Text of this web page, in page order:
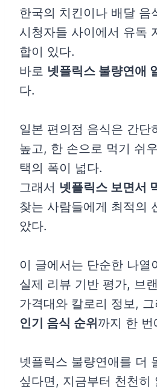
한국의 치킨이나 배달 음
시청자들 사이에서 유독
합이 있다.
바로 넷플릭스 불량연애
다.
일본 편의점 음식은 간단
높고, 한 손으로 먹기 쉬
택의 폭이 넓다.
그래서 넷플릭스 보면서
찾는 사람들에게 최적의
았다.
이 글에서는 단순한 나열
실제 리뷰 기반 평가, 브
가격대와 칼로리 정보, 그
인기 음식 순위까지 한 번
넷플릭스 불량연애를 더
싶다면, 지금부터 천천히